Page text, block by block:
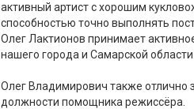
активный артист с хорошим
способностью точно выполнять
Олег Лактионов принимает
нашего города и Самарской
Олег Владимирович также
должности помощника режиссёра.